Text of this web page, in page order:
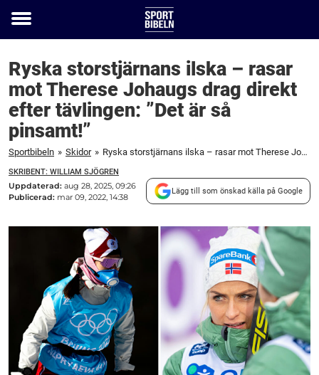
Toggle
Ryska storstjärnans ilska – rasar
mot Therese Johaugs drag direkt
efter tävlingen: ”Det är så
pinsamt!”
Sportbibeln » Skidor » Ryska storstjärnans ilska – rasar mot Therese Johaugs drag direkt efter tävlingen: "Det är så pinsamt!"
SKRIBENT: WILLIAM SJÖGREN
Uppdaterad: aug 28, 2025, 09:26
Publicerad: mar 09, 2022, 14:38
Lägg till som önskad källa på Google